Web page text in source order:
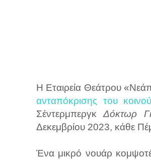
Η Εταιρεία Θεάτρου
ανταπόκρισης του κοινού
ΣέντερμπεργκΔόκτωρ
Δεκεμβρίου 2023, κάθε
Ένα μικρό νουάρ